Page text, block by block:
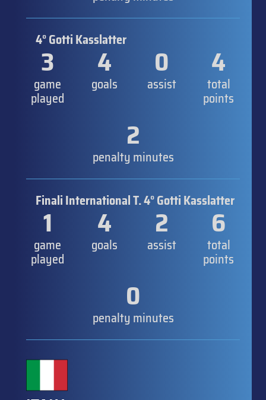
4° Gotti Kasslatter
3
game
played
4
goals
0
assist
4
total
points
2
penalty minutes
Finali International T. 4° Gotti Kasslatter
1
game
played
4
goals
2
assist
6
total
points
0
penalty minutes